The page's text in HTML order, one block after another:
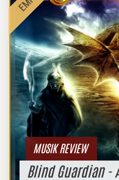
MUSIK REVIEW
Blind Guardian -